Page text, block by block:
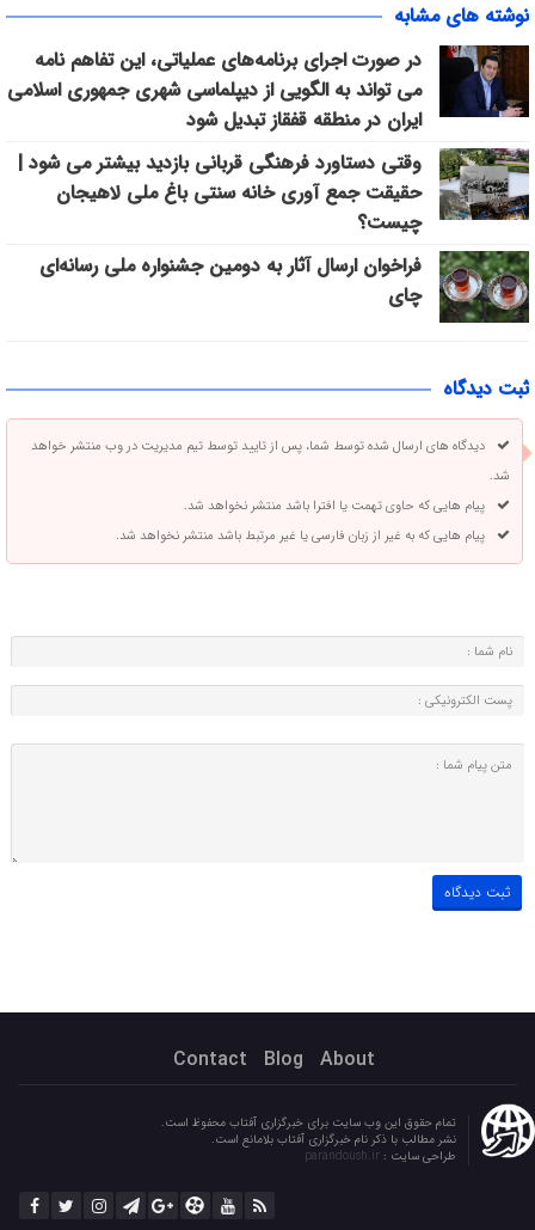
نوشته های مشابه
در صورت اجرای برنامه‌های عملیاتی، این تفاهم نامه
می تواند به الگویی از دیپلماسی شهری جمهوری اسلامی
ایران در منطقه قفقاز تبدیل شود
وقتی دستاورد فرهنگی قربانی بازدید بیشتر می شود |
حقیقت جمع آوری خانه سنتی باغ ملی لاهیجان
چیست؟
فراخوان ارسال آثار به دومین جشنواره ملی رسانه‌ای
چای
ثبت دیدگاه
دیدگاه های ارسال شده توسط شما، پس از تایید توسط تیم مدیریت در وب منتشر خواهد
شد.
پیام هایی که حاوی تهمت یا افترا باشد منتشر نخواهد شد.
پیام هایی که به غیر از زبان فارسی یا غیر مرتبط باشد منتشر نخواهد شد.
About
Blog
Contact
تمام حقوق این وب سایت برای خبرگزاری آفتاب محفوظ است.
نشر مطالب با ذکر نام خبرگزاری آفتاب بلامانع است.
طراحی سایت :